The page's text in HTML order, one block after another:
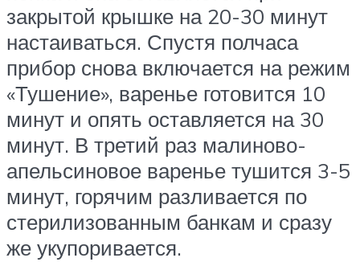
закрытой крышке на 20-30 минут
настаиваться. Спустя полчаса
прибор снова включается на режим
«Тушение», варенье готовится 10
минут и опять оставляется на 30
минут. В третий раз малиново-
апельсиновое варенье тушится 3-5
минут, горячим разливается по
стерилизованным банкам и сразу
же укупоривается.